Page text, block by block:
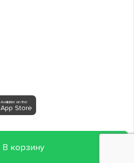
В корзину
Available on the
App Store
2026 Все права защищены